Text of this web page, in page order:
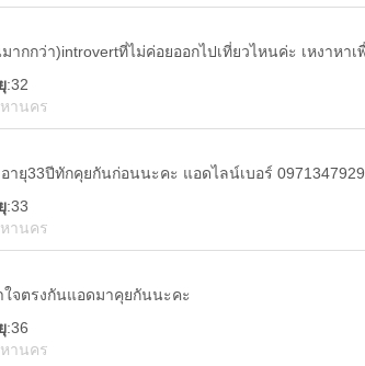
:32
านคร
ายุ33ปีทักคุยกันก่อนนะคะ แอดไลน์เบอร์ 0971347929
:33
านคร
จตรงกันแอดมาคุยกันนะคะ
:36
านคร